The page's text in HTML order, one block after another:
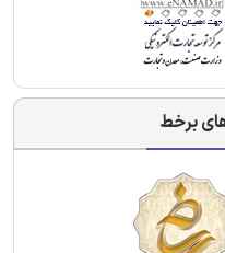
برخط